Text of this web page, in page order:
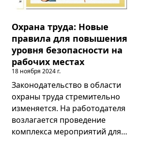
Охрана труда: Новые
правила для повышения
уровня безопасности на
рабочих местах
18 ноября 2024 г.
Законодательство в области
охраны труда стремительно
изменяется. На работодателя
возлагается проведение
комплекса мероприятий для